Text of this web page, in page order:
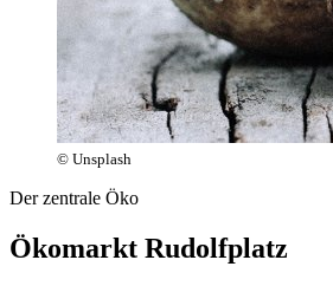
© Unsplash
Der zentrale Öko
Ökomarkt Rudolfplatz